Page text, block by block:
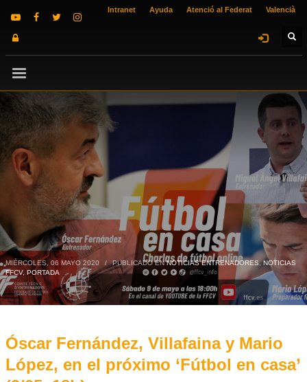
Intranet Ayuda Atenció al Federat Valencià
MIÉRCOLES, 06 MAYO 2020 / PUBLICADO ENNOTICIAS ENTRENADORES,NOTICIAS
FFCV,PORTADA
Óscar Fernández, Villafaina y Mario
López, en el próximo ‘Fútbol en casa’